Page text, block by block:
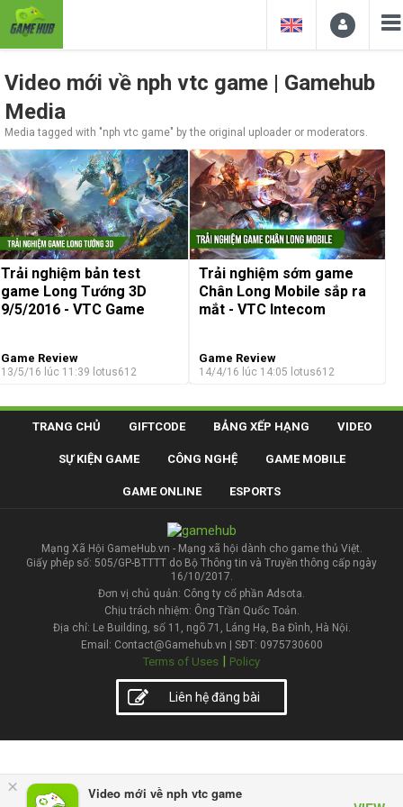
× Video mới về nph vtc game
Video mới về nph vtc game | Gamehub
Media
Media tagged with "nph vtc game" by the original uploader or moderators.
Trải nghiệm bản test
game Long Tướng 3D
9/5/2016 - VTC Game
Game Review
13/5/16 lúc 11:39 lotus612
Trải nghiệm sớm game
Chân Long Mobile sắp ra
mắt - VTC Intecom
Game Review
14/4/16 lúc 14:05 lotus612
TRANG CHỦ GIFTCODE BẢNG XẾP HẠNG VIDEO
SỰ KIỆN GAME CÔNG NGHỆ GAME MOBILE
GAME ONLINE ESPORTS
Mạng Xã Hội GameHub.vn - Mạng xã hội dành cho game thủ Việt.
Giấy phép số: 505/GP-BTTTT do Bộ Thông tin và Truyền thông cấp ngày
16/10/2017.
Đơn vị chủ quản: Công ty cổ phần Adsota.
Chịu trách nhiệm: Ông Trần Quốc Toản.
Địa chỉ: Le Building, số 11, ngõ 71, Láng Hạ, Ba Đình, Hà Nội.
Email: Contact@Gamehub.vn | SĐT: 0975730600
Terms of Uses | Policy
Liên hệ đăng bài